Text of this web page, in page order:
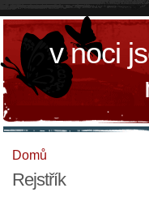
v noci
Domů
Rejstřík